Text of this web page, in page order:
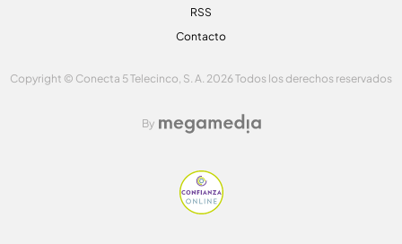
RSS
Contacto
Copyright © Conecta 5 Telecinco, S. A. 2026 Todos los derechos reservados
By